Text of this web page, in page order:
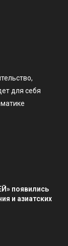
для себя
появились
и азиатских